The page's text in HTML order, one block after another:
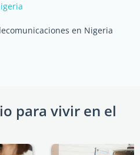
en Nigeria
para vivir en el